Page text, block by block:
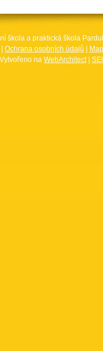
škola a praktická škola
Ochrana osobních údajů
Vytvořeno na WebArchitect|